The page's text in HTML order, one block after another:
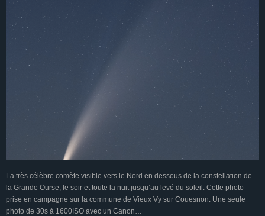
La très célèbre comète visible vers le Nord en dessous de la constellation de
la Grande Ourse, le soir et toute la nuit jusqu’au levé du soleil. Cette photo
prise en campagne sur la commune de Vieux Vy sur Couesnon. Une seule
photo de 30s à 1600ISO avec un Canon…